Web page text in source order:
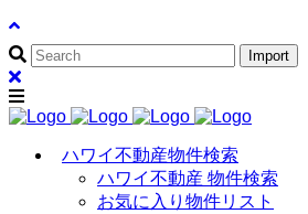
ハワイ不動産物件検索
ハワイ不動産 物件検索
お気に入り物件リスト